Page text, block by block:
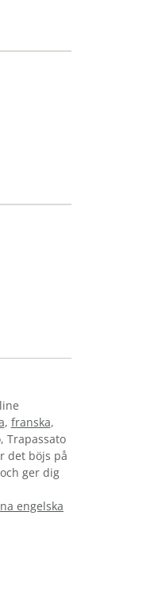
, franska,
Trapassato
det böjs på
ger dig
engelska